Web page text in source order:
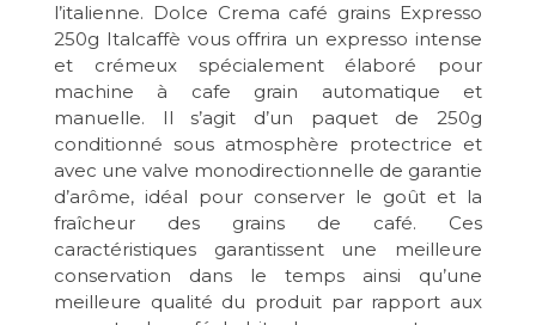
l’italienne. Dolce Crema café grains Expresso
250g Italcaffè vous offrira un expresso intense
et crémeux spécialement élaboré pour
machine à cafe grain automatique et
manuelle. Il s’agit d’un paquet de 250g
conditionné sous atmosphère protectrice et
avec une valve monodirectionnelle de garantie
d’arôme, idéal pour conserver le goût et la
fraîcheur des grains de café. Ces
caractéristiques garantissent une meilleure
conservation dans le temps ainsi qu’une
meilleure qualité du produit par rapport aux